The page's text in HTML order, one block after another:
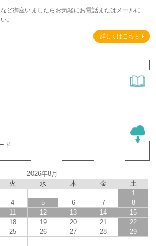
ど御座いましたらお気軽にお電話またはメールに
。
詳しくはこちら
ド
2026年8月
火 水 木 金
土
1
4 5 6 7
8
11 12 13 14
15
18 19 20 21
22
25 26 27 28
29